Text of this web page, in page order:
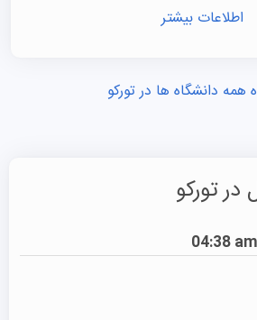
اطلاعات بیشتر
دانشگاه ها در تورکو
تورکو
04:38 am